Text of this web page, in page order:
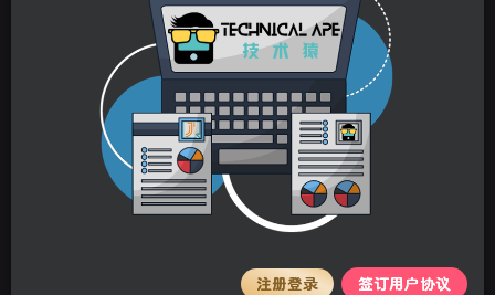
立即购买
您当前未登录！建议登录后购买，可保存购买订单。
本站资源均为作者特供和网友推荐收集整理而来，仅供学习和研究使
用，请在下载后24小时内删除，谢谢合作！
注册登录 签订用户协议